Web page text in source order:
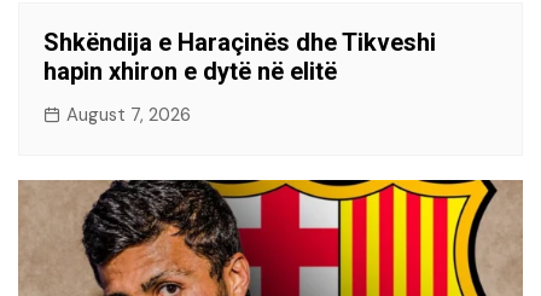
Shkëndija e Haraçinës dhe Tikveshi
hapin xhiron e dytë në elitë
August 7, 2026